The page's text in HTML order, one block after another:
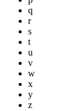
q
r
s
t
u
v
w
x
y
z